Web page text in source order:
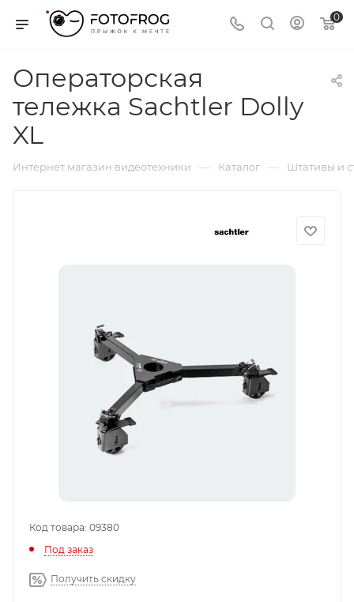
0
Операторская
тележка Sachtler Dolly
XL
Интернет магазин видеотехники — Каталог — Штативы и
Код товара: 09380
Под заказ
Получить скидку